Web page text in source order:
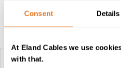
Consent Details
At Eland Cables we use
with that.